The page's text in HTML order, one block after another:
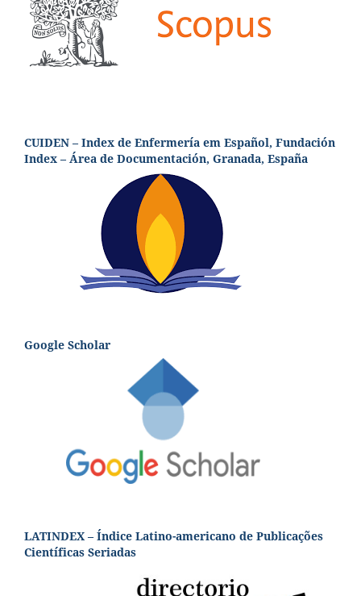
CUIDEN – Index de Enfermería em Español, Fundación
Index – Área de Documentación, Granada, España
Google Scholar
LATINDEX – Índice Latino-americano de Publicações
Científicas Seriadas